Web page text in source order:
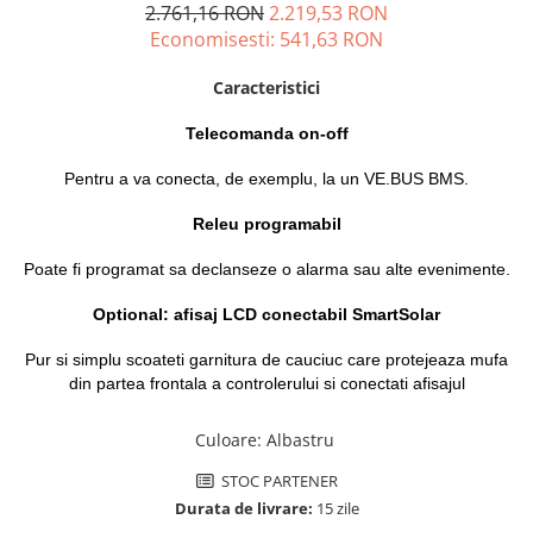
Sisteme de management (BMS)
2.761,16 RON2.219,53 RON
Economisesti: 541,63 RON
Caracteristici
Telecomanda on-off
Pentru a va conecta, de exemplu, la un VE.BUS BMS.
Releu programabil
Poate fi programat sa declanseze o alarma sau alte evenimente.
Optional: afisaj LCD conectabil SmartSolar
Pur si simplu scoateti garnitura de cauciuc care protejeaza mufa
din partea frontala a controlerului si conectati afisajul
Culoare: Albastru
STOC PARTENER
Durata de livrare: 15 zile